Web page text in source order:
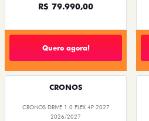
R$ 79.990,00
Quero agora!
CRONOS
CRONOS DRIVE 1.0 FLEX 4P 2027
2026/2027